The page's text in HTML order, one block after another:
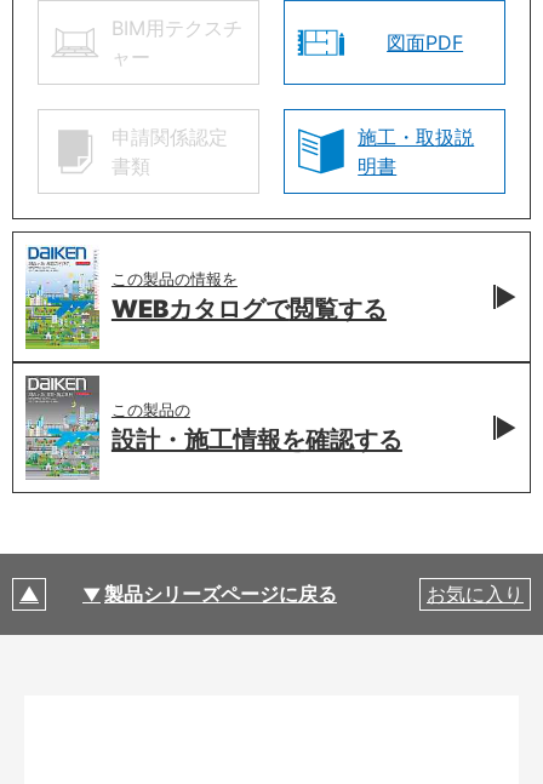
BIM用テクスチ
ャー
図面PDF
申請関係認定
書類
施工・取扱説
明書
この製品の情報を
WEBカタログで閲覧する
この製品の
設計・施工情報を確認する
製品シリーズページに戻る お気に入り